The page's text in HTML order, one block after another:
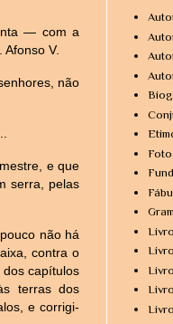
— com a
V.
não
e que
serra, pelas
não há
contra o
capítulos
terras dos
e corrigi-